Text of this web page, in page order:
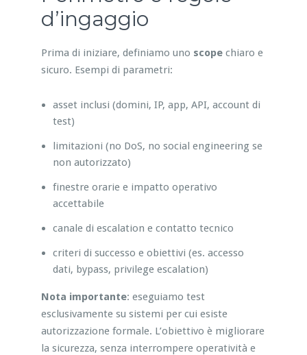
d’ingaggio
Prima di iniziare, definiamo uno scopechiaro e
sicuro. Esempi di parametri:
asset inclusi (domini, IP, app, API, account di
test)
limitazioni (no DoS, no social engineering se
non autorizzato)
finestre orarie e impatto operativo
accettabile
canale di escalation e contatto tecnico
criteri di successo e obiettivi (es. accesso
dati, bypass, privilege escalation)
Nota importante: eseguiamo test
esclusivamente su sistemi per cui esiste
autorizzazione formale. L’obiettivo è migliorare
la sicurezza, senza interrompere operatività e